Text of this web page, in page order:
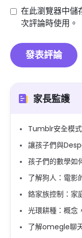
在此瀏覽器中儲
次評論時使用。
家長監護
Tumblr安全模
讓孩子們與
孩子們的數學如
了解狗人：電影
鉻家族控制：家
光環耕種：概念
了解omegle聊